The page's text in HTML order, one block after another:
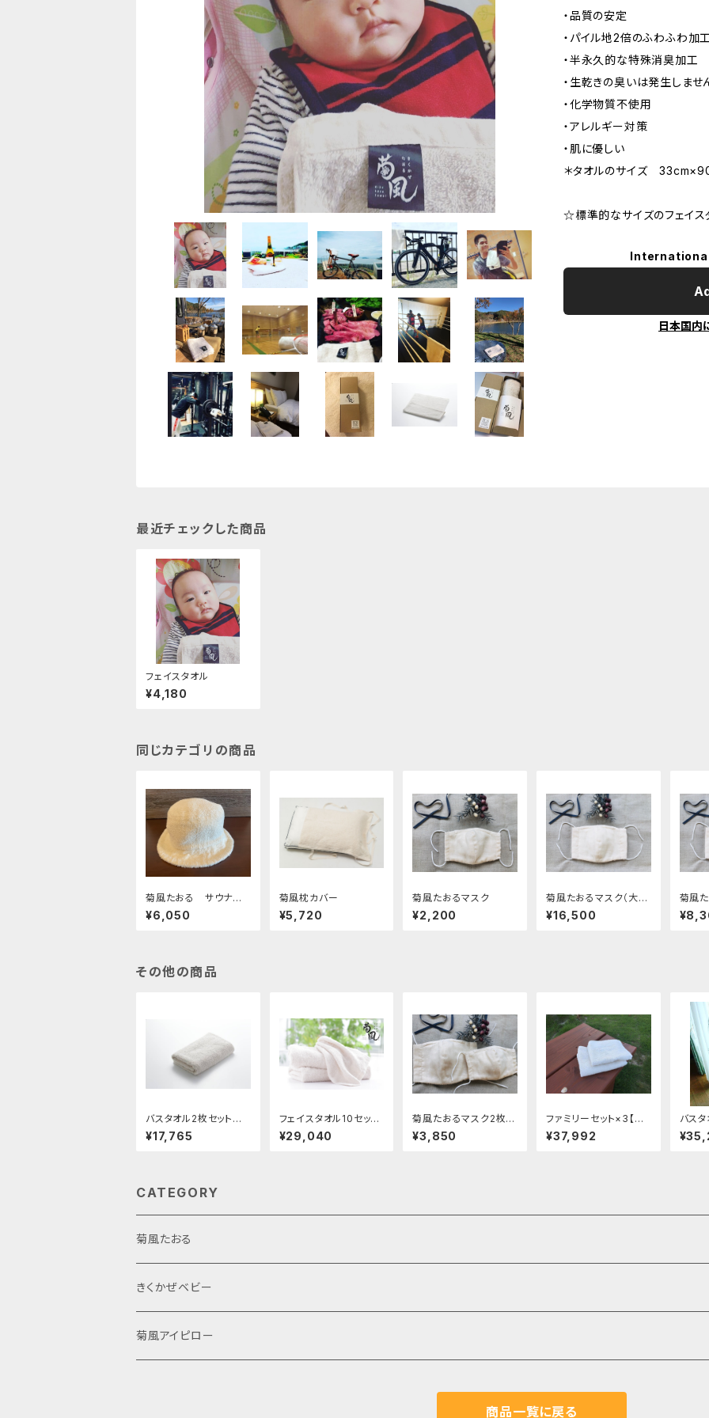
・品質の安定
・パイル地2倍のふわふわ加
・半永久的な特殊消臭加工
・生乾きの臭いは発生しませ
・化学物質不使用
・アレルギー対策
・肌に優しい
＊タオルのサイズ
☆標準的なサイズのフェイス
日本国内
最近チェックした商品
フェイスタオル
¥4,180
同じカテゴリの商品
菊風たおる サウナハ
ット
¥6,050
菊風枕カバー
¥5,720
菊風たおるマスク
¥2,200
菊風たおるマスク（大人
用10枚セット）
¥16,500
菊風
用4枚
その他の商品
バスタオル2枚セット
(5%OFF)
¥17,765
フェイスタオル10セット
（セット20%オフ】
¥29,040
菊風たおるマスク2枚セ
ット（大人用１、子供用
１）
¥3,850
ファミリーセット×3【初
めての方はコレ】
¥37,992
バスタ
ット
CATEGORY
菊風たおる
サウナハット
菊しんタオル
きくかぜベビー
菊風アイピロー
商品一覧に戻る